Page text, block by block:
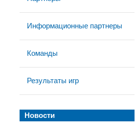
Информационные партнеры
Команды
Результаты игр
Новости